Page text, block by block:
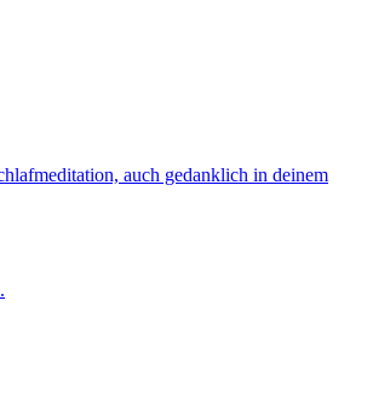
auch gedanklich in deinem